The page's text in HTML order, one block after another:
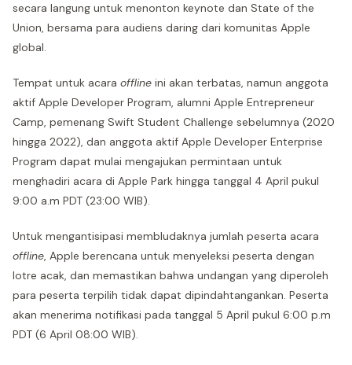
secara langung untuk menonton keynote dan State of the
Union, bersama para audiens daring dari komunitas Apple
global.
Tempat untuk acara offline ini akan terbatas, namun anggota
aktif Apple Developer Program, alumni Apple Entrepreneur
Camp, pemenang Swift Student Challenge sebelumnya (2020
hingga 2022), dan anggota aktif Apple Developer Enterprise
Program dapat mulai mengajukan permintaan untuk
menghadiri acara di Apple Park hingga tanggal 4 April pukul
9:00 a.m PDT (23:00 WIB).
Untuk mengantisipasi membludaknya jumlah peserta acara
offline, Apple berencana untuk menyeleksi peserta dengan
lotre acak, dan memastikan bahwa undangan yang diperoleh
para peserta terpilih tidak dapat dipindahtangankan. Peserta
akan menerima notifikasi pada tanggal 5 April pukul 6:00 p.m
PDT (6 April 08:00 WIB).